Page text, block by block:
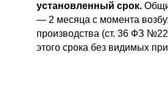
установленный срок.
— 2 месяца с момента
производства (ст. 36 ФЗ
этого срока без видимых